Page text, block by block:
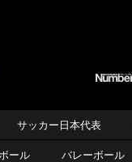
サッカー日本代表
ール バレーボール